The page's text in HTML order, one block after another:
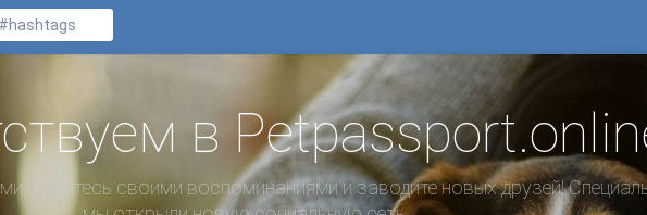
в
Делитесь своими воспоминаниями и заводите новых друзей!